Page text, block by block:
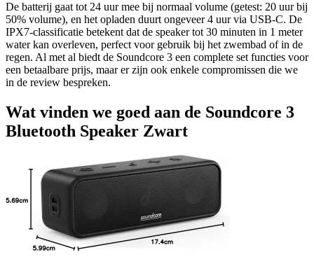
De batterij gaat tot 24 uur mee bij normaal volume (getest: 20 uur bij
50% volume), en het opladen duurt ongeveer 4 uur via USB-C. De
IPX7-classificatie betekent dat de speaker tot 30 minuten in 1 meter
water kan overleven, perfect voor gebruik bij het zwembad of in de
regen. Al met al biedt de Soundcore 3 een complete set functies voor
een betaalbare prijs, maar er zijn ook enkele compromissen die we
in de review bespreken.
Wat vinden we goed aan de Soundcore 3
Bluetooth Speaker Zwart